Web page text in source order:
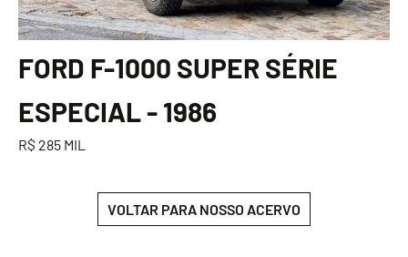
FORD F-1000 SUPER SÉRIE
ESPECIAL - 1986
R$ 285 MIL
VOLTAR PARA NOSSO ACERVO